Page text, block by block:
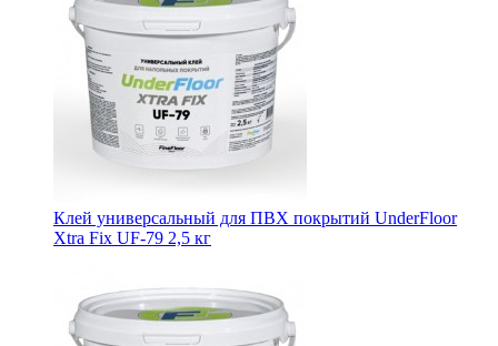
Клей универсальный для ПВХ покрытий UnderFloor
Xtra Fix UF-79 2,5 кг